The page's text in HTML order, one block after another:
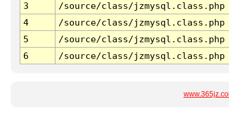
3
/source/class/jzmysql.class.php
4
/source/class/jzmysql.class.php
5
/source/class/jzmysql.class.php
6
/source/class/jzmysql.class.php